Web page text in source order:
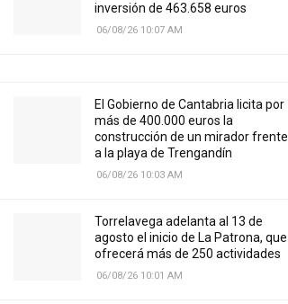
inversión de 463.658 euros
06/08/26 10:07 AM
El Gobierno de Cantabria licita por
más de 400.000 euros la
construcción de un mirador frente
a la playa de Trengandín
06/08/26 10:03 AM
Torrelavega adelanta al 13 de
agosto el inicio de La Patrona, que
ofrecerá más de 250 actividades
06/08/26 10:01 AM